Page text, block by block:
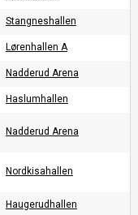
Stangneshallen
Lørenhallen A
Nadderud Arena
Haslumhallen
Nadderud Arena
Nordkisahallen
Haugerudhallen